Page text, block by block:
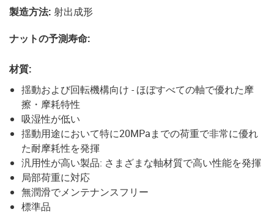
製造方法: 射出成形
ナットの予測寿命:
材質:
揺動および回転機構向け - ほぼすべての軸で優れた摩
擦・摩耗特性
吸湿性が低い
揺動用途において特に20MPaまでの荷重で非常に優れ
た耐摩耗性を発揮
汎用性が高い製品: さまざまな軸材質で高い性能を発揮
局部荷重に対応
無潤滑でメンテナンスフリー
標準品